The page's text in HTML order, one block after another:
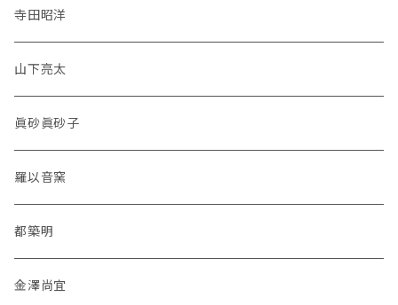
寺田昭洋
山下亮太
眞砂眞砂子
羅以音窯
都築明
金澤尚宜